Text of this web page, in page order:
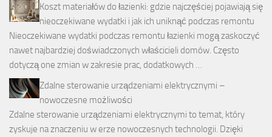
Koszt materiałów do łazienki: gdzie najczęściej pojawiają się
nieoczekiwane wydatki i jak ich uniknąć podczas remontu
Nieoczekiwane wydatki podczas remontu łazienki mogą zaskoczyć
nawet najbardziej doświadczonych właścicieli domów. Często
dotyczą one zmian w zakresie prac, dodatkowych …
Zdalne sterowanie urządzeniami elektrycznymi –
nowoczesne możliwości
Zdalne sterowanie urządzeniami elektrycznymi to temat, który
zyskuje na znaczeniu w erze nowoczesnych technologii. Dzięki